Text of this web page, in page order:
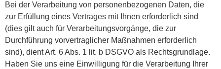
Bei der Verarbeitung von personenbezogenen Daten, die
zur Erfüllung eines Vertrages mit Ihnen erforderlich sind
(dies gilt auch für Verarbeitungsvorgänge, die zur
Durchführung vorvertraglicher Maßnahmen erforderlich
sind), dient Art. 6 Abs. 1 lit. b DSGVO als Rechtsgrundlage.
Haben Sie uns eine Einwilligung für die Verarbeitung Ihrer